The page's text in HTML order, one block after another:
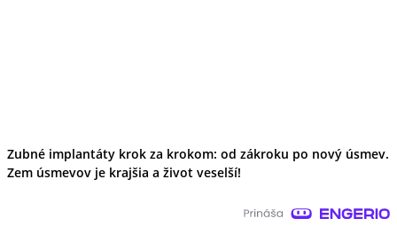
Zubné implantáty krok za krokom: od zákroku po nový úsmev.
Zem úsmevov je krajšia a život veselší!